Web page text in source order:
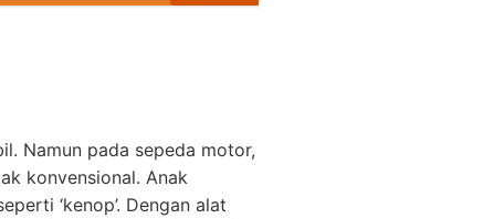
Namun pada sepeda motor,
konvensional. Anak
‘kenop’. Dengan alat